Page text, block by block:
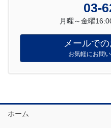
03-
月曜～金曜
メールで
お気軽にお問
ホーム